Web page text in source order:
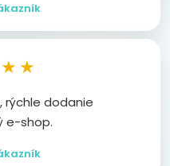
rýchle dodanie
e-shop.